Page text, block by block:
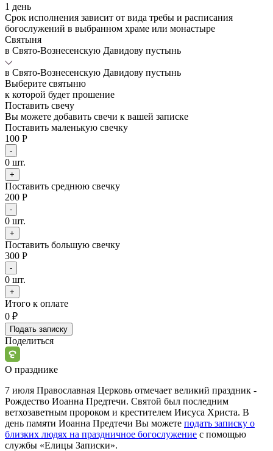
1 день
Срок исполнения зависит от вида требы и расписания
богослужений в выбранном храме или монастыре
Святыня
в Свято-Вознесенскую Давидову пустынь
в Свято-Вознесенскую Давидову пустынь
Выберите святыню
к которой будет прошение
Поставить свечу
Вы можете добавить свечи к вашей записке
Поставить маленькую свечку
100 Р
-
0 шт.
+
Поставить среднюю свечку
200 Р
-
0 шт.
+
Поставить большую свечку
300 Р
-
0 шт.
+
Итого к оплате
0 ₽
Подать записку
Поделиться
О празднике
7 июля Православная Церковь отмечает великий праздник -
Рождество Иоанна Предтечи. Святой был последним
ветхозаветным пророком и крестителем Иисуса Христа. В
день памяти Иоанна Предтечи Вы можете подать записку о
близких людях на праздничное богослужение с помощью
службы «Елицы Записки».